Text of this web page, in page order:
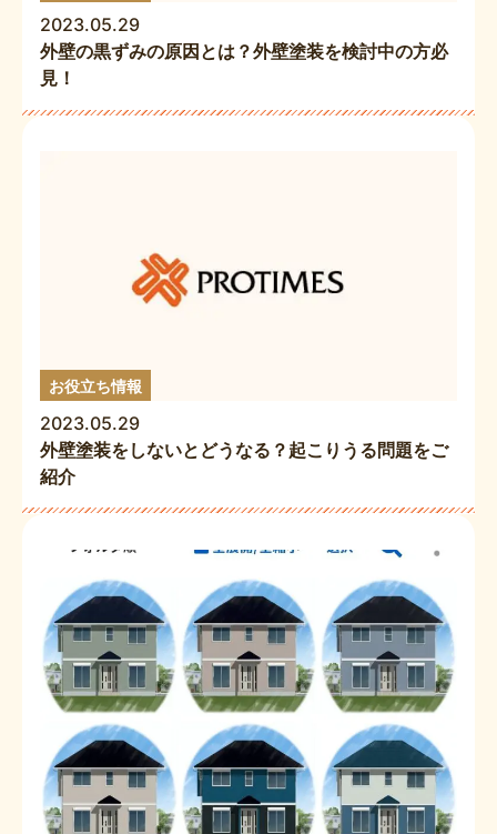
2023.05.29
外壁の黒ずみの原因とは？外壁塗装を検討中の方必
見！
お役立ち情報
2023.05.29
外壁塗装をしないとどうなる？起こりうる問題をご
紹介